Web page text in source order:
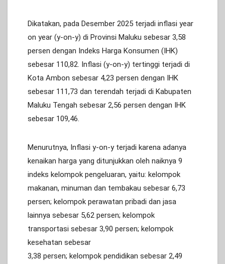
Dikatakan, pada Desember 2025 terjadi inflasi year
on year (y-on-y) di Provinsi Maluku sebesar 3,58
persen dengan Indeks Harga Konsumen (IHK)
sebesar 110,82. Inflasi (y-on-y) tertinggi terjadi di
Kota Ambon sebesar 4,23 persen dengan IHK
sebesar 111,73 dan terendah terjadi di Kabupaten
Maluku Tengah sebesar 2,56 persen dengan IHK
sebesar 109,46.
Menurutnya, Inflasi y-on-y terjadi karena adanya
kenaikan harga yang ditunjukkan oleh naiknya 9
indeks kelompok pengeluaran, yaitu: kelompok
makanan, minuman dan tembakau sebesar 6,73
persen; kelompok perawatan pribadi dan jasa
lainnya sebesar 5,62 persen; kelompok
transportasi sebesar 3,90 persen; kelompok
kesehatan sebesar
3,38 persen; kelompok pendidikan sebesar 2,49